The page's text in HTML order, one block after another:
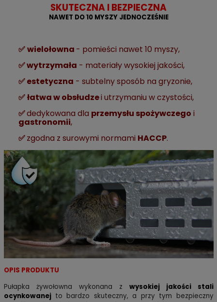
SKUTECZNA I BEZPIECZNA
NAWET DO 10 MYSZY JEDNOCZEŚNIE
✅wielołowna - pomieści nawet 10 myszy,
✅ wytrzymała - materiały wysokiej jakości,
✅ estetyczna - subtelny sposób na gryzonie,
✅łatwa w obsłudzei utrzymaniu w czystości,
✅dedykowana dla przemysłu spożywczego i
gastronomii,
✅zgodna z surowymi normami HACCP.
OPIS PRODUKTU
Pułapka żywołowna wykonana z wysokiej jakości stali
ocynkowanejto bardzo skuteczny, a przy tym bezpieczny